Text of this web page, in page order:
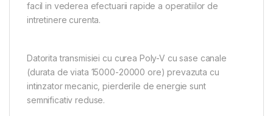
facil in vederea efectuarii rapide a operatiilor de
intretinere curenta.
Datorita transmisiei cu curea Poly-V cu sase canale
(durata de viata 15000-20000 ore) prevazuta cu
intinzator mecanic, pierderile de energie sunt
semnificativ reduse.